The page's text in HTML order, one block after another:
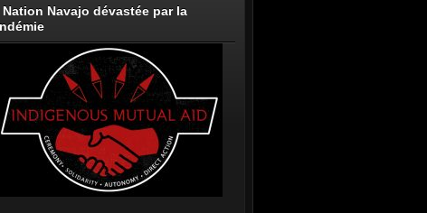
Nation Navajo dévastée par la